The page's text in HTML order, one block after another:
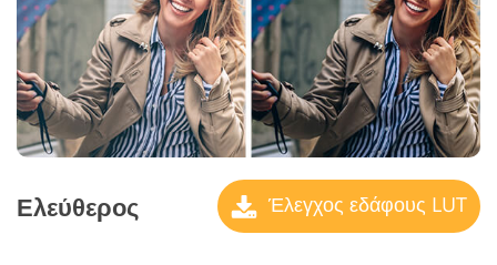
Ελεύθερος Έλεγχος εδάφους LUT